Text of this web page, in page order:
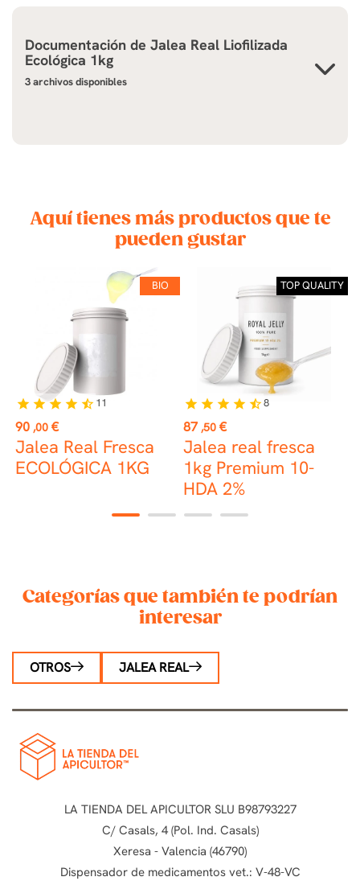
Documentación de Jalea Real Liofilizada
Ecológica 1kg
3 archivos disponibles
Aquí tienes más productos que te
pueden gustar
BIO
Precio
90 ,00 €
Jalea Real Fresca
ECOLÓGICA 1KG
star starstar star star_half 11
TOP QUALITY
Precio
87 ,50 €
Jalea real fresca
1kg Premium 10-
HDA 2%
star star star star star_half8
1 2 3 4
Categorías que también te podrían
interesar
OTROS JALEA REAL
LA TIENDA DEL APICULTOR SLU B98793227
C/ Casals, 4 (Pol. Ind. Casals)
Xeresa - Valencia (46790)
Dispensador de medicamentos vet.: V-48-VC